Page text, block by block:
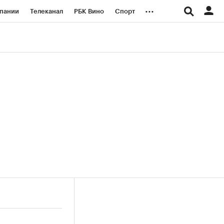
Телеканал РБК Вино Спорт ...